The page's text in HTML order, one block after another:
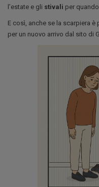
l’estate e gli stivali per quando
E così, anche se la scarpiera
per un nuovo arrivo dal sito di